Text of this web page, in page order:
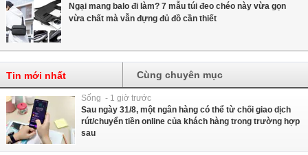
Ngại mang balo đi làm? 7 mẫu túi đeo chéo này vừa gọn
vừa chất mà vẫn đựng đủ đồ cần thiết
Tin mới nhất Cùng chuyên mục
Sống - 1 giờ trước
Sau ngày 31/8, một ngân hàng có thể từ chối giao dịch
rút/chuyển tiền online của khách hàng trong trường hợp
sau